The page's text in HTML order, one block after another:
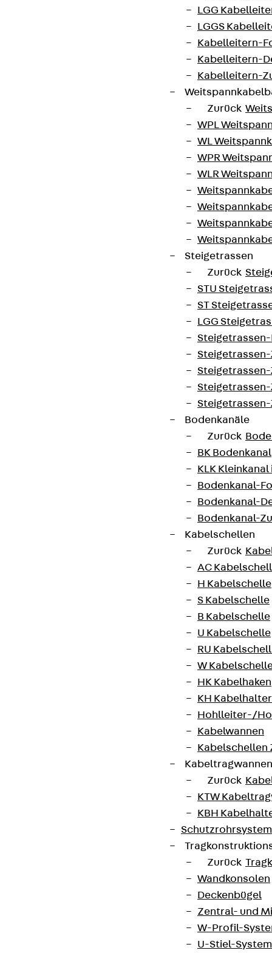
LGG
LGGS
Kabelleitern-
Kabelleitern-
Kabelleitern-
Zurück
WPL
WL
WPR
WLR
Steigetrassen
Zurück
STU
ST
LGG
Steigetrassen-
Steigetrassen-
Steigetrassen-
Steigetrassen-
Bodenkanäle
Zurück
BK Bodenkanal
KLK
Bodenkanal-
Bodenkanal-
Bodenkanal-
Kabelschellen
Zurück
AC
H Kabelschelle
S Kabelschelle
B Kabelschelle
U Kabelschelle
RU
W
HK Kabelhaken
KH Kabelhalter
Hohlleiter-/
Kabelwannen
Kabelschellen
Zurück
KTW
KBH
Zurück
Wandkonsolen
Deckenbügel
Zentral- und
W-Profil-
U-Stiel-System